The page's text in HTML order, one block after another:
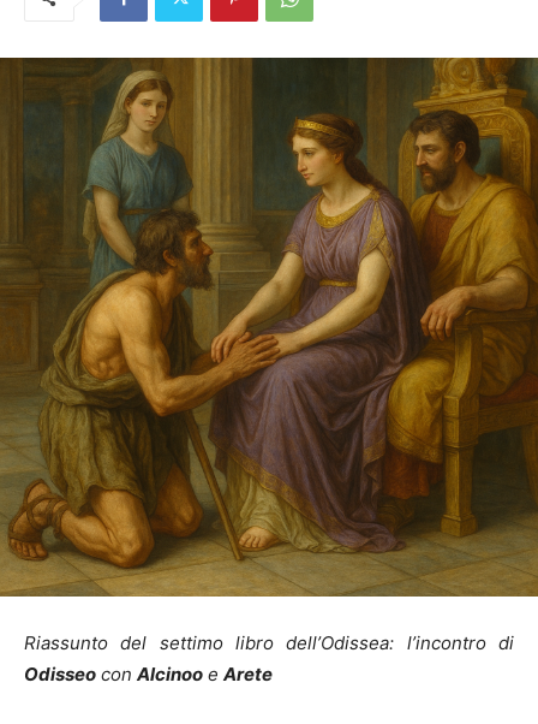
Riassunto del settimo libro dell’Odissea: l’incontro di
Odisseo con Alcinoo e Arete